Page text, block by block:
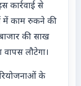
कार्रवाई से
में काम रुकने की
की साख
लौटेगा।
के